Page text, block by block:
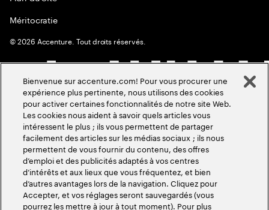
Méritocratie
©2026 Accenture. Tout droits réservés.
Bienvenue sur accenture.com! Pour vous procurer une
expérience plus pertinente, nous utilisons des cookies
pour activer certaines fonctionnalités de notre site Web.
Les cookies nous aident à savoir quels articles vous
intéressent le plus ; ils vous permettent de partager
facilement des articles sur les médias sociaux ; ils nous
permettent de vous fournir du contenu, des offres
d’emploi et des publicités adaptés à vos centres
d’intérêts et aux lieux que vous fréquentez, et bien
d’autres avantages lors de la navigation. Cliquez pour
Accepter, et vos réglages seront sauvegardés (vous
pourrez les mettre à jour à tout moment). Pour plus